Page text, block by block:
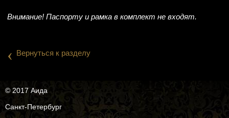
Внимание! Паспорту и рамка в комплект не входят.
‹ Вернуться к разделу
© 2017 Аида
Санкт-Петербург